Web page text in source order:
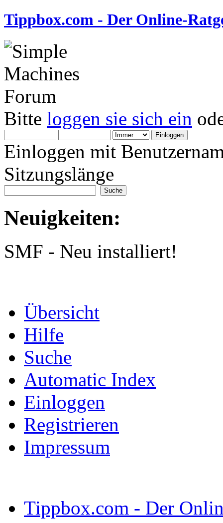
Tippbox.com - Der Online-
Bitte loggen sie sich ein
Einloggen mit
Sitzungslänge
Neuigkeiten:
SMF - Neu installiert!
Übersicht
Hilfe
Suche
Automatic Index
Einloggen
Registrieren
Impressum
Tippbox.com - Der